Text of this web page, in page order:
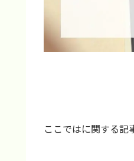
ここではに関する記